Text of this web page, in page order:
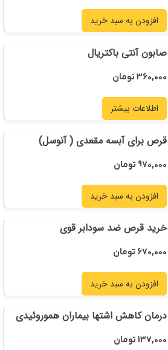
افزودن به سبد خرید
صابون آنتی باکتریال
360,000 تومان
اطلاعات بیشتر
قرص برای آبسه مقعدی ( آنوسل)
970,000 تومان
افزودن به سبد خرید
خرید قرص ضد سودابر قوی
670,000 تومان
افزودن به سبد خرید
درمان کاهش اشتها بیماران هموروئیدی
137,000 تومان